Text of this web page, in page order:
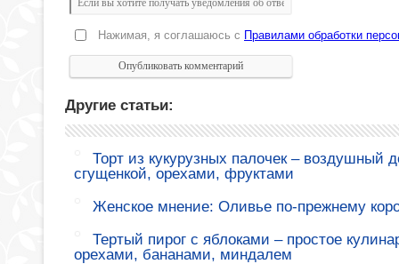
Нажимая, я соглашаюсь с Правилами обработки
Другие статьи:
Торт из кукурузных палочек – воздушный
сгущенкой, орехами, фруктами
Женское мнение: Оливье по-прежнему
Тертый пирог с яблоками – простое
орехами, бананами, миндалем